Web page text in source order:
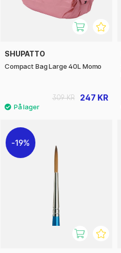
SHUPATTO
Compact Bag Large 40L Momo
247 KR
309 KR
19%